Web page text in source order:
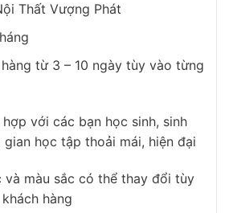
Thất Vượng Phát
từ 3 – 10 ngày tùy vào từng
với các bạn học sinh, sinh
học tập thoải mái, hiện đại
và màu sắc có thể thay đổi tùy
hàng